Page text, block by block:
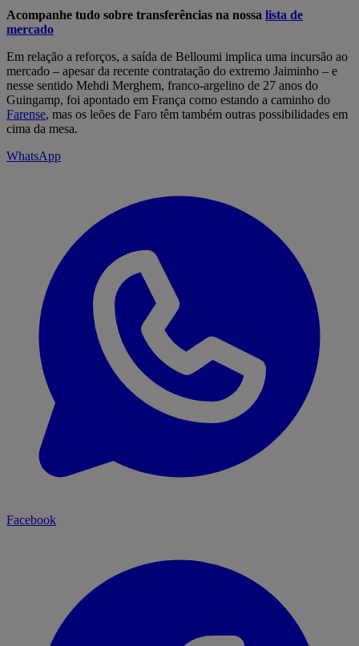
Acompanhe tudo sobre transferências na nossa lista de
mercado
Em relação a reforços, a saída de Belloumi implica uma incursão ao
mercado – apesar da recente contratação do extremo Jaiminho – e
nesse sentido Mehdi Merghem, franco-argelino de 27 anos do
Guingamp, foi apontado em França como estando a caminho do
Farense, mas os leões de Faro têm também outras possibilidades em
cima da mesa.
WhatsApp
Facebook